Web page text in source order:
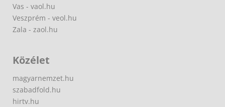
Vas - vaol.hu
Veszprém - veol.hu
Zala - zaol.hu
Közélet
magyarnemzet.hu
szabadfold.hu
hirtv.hu